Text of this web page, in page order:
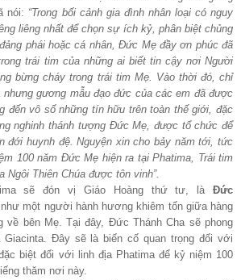
nói: “Trong bối cảnh gia đình nhân loại có nguy
liêng nhất để chọn sự ích kỷ, phân biệt chủng
phái hoặc cá nhân, Đức Mẹ đầy ơn phúc đã
trái tim của những ai biết tin cậy nơi Người
bừng cháy trong trái tim Mẹ. Vào thời đó, chỉ
nhưng gương mẫu đạo đức của các em đã được
đến vô số những tín hữu trên toàn thế giới, đặc
nghinh thánh tượng Đức Mẹ, được tổ chức để
đới huynh đệ. Nguyện xin cho bảy năm tới, tức
100 năm Đức Mẹ hiện ra tại Phatima, Trái tim
Ngôi Thiên Chúa được tôn vinh”.
sẽ đón vị Giáo Hoàng thứ tư, là Đức
một người hành hương khiêm tốn giữa hàng
về bên Mẹ. Tại đây, Đức Thánh Cha sẽ phong
Giacinta. Đây sẽ là biến cố quan trọng đối với
biệt đối với linh địa Phatima để kỷ niệm 100
thăm nơi này.